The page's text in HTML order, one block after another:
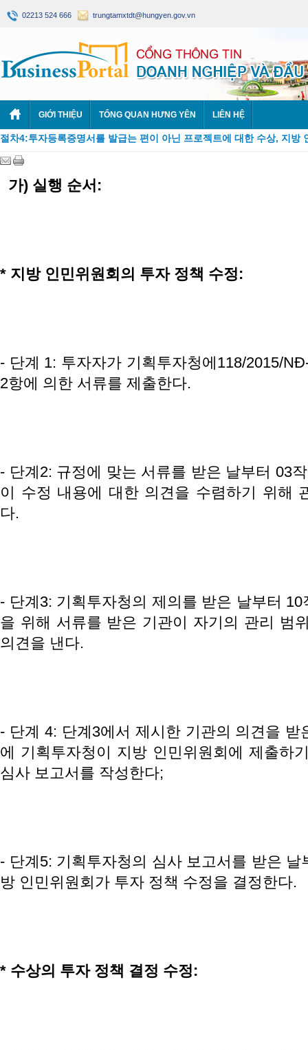
02213 524 666 trungtamxtdt@hungyen.gov.vn
GIỚI THIỆU TỔNG QUAN HƯNG YÊN LIÊN HỆ
절차4:투자등록증명서를 발급는 편이 아닌 프로젝트에 대한 수상, 지방
가) 실행 순서 :
* 지방 인민위원회의 투자 정책 수정:
- 단계 1: 투자자가 기획투자청에118/2015/
2항에 의한 서류를 제출한다.
- 단계2: 규정에 맞는 서류를 받은 날부터 03
이 수정 내용에 대한 의견을 수렴하기 위해
다.
- 단계3: 기획투자청의 제의를 받은 날부터
을 위해 서류를 받은 기관이 자기의 관리 범
의견을 낸다.
- 단계 4: 단계3에서 제시한 기관의 의견을 받
에 기획투자청이 지방 인민위원회에 제출하
심사 보고서를 작성한다;
- 단계5: 기획투자청의 심사 보고서를 받은
방 인민위원회가 투자 정책 수정을 결정한다.
* 수상의 투자 정책 결정 수정: